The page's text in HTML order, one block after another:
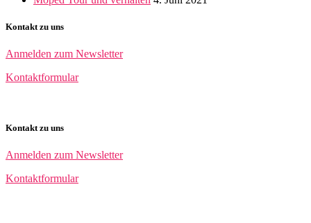
Kontakt zu uns
Anmelden zum Newsletter
Kontaktformular
Kontakt zu uns
Anmelden zum Newsletter
Kontaktformular